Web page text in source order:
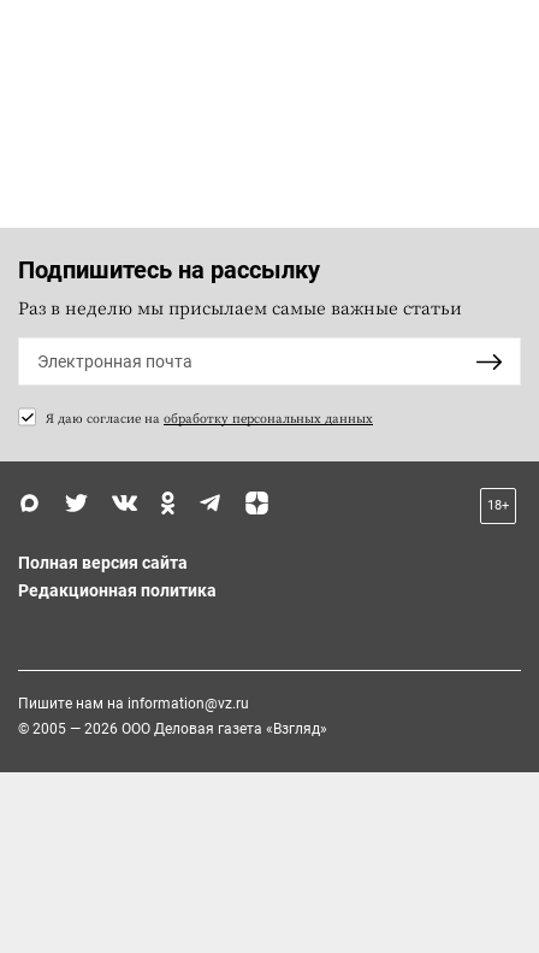
Подпишитесь на рассылку
Раз в неделю мы присылаем самые важные статьи
Я даю согласие на обработку персональных данных
18+
Полная версия сайта
Редакционная политика
Пишите нам на information@vz.ru
© 2005 — 2026 ООО Деловая газета «Взгляд»